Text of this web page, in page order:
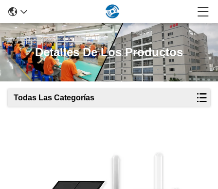
Detalles De Los Productos
Todas Las Categorías